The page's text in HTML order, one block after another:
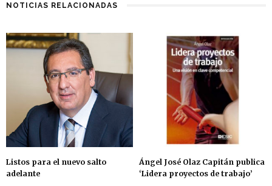
NOTICIAS RELACIONADAS
Listos para el nuevo salto
adelante
Ángel José Olaz Capitán publica
‘Lidera proyectos de trabajo’